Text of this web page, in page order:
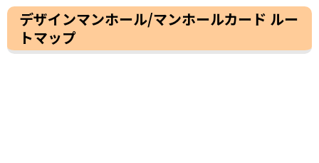
デザインマンホール/マンホールカード ルー
トマップ